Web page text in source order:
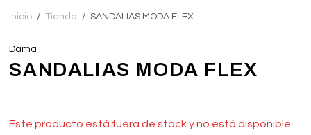
Inicio / Tienda / SANDALIAS MODA FLEX
Dama
SANDALIAS MODA FLEX
Este producto está fuera de stock y no está disponible.